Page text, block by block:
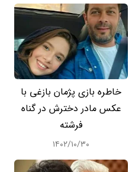
خاطره بازی پژمان بازغی با
عکس مادر دخترش در گناه
فرشته
۱۴۰۲/۱۰/۳۰